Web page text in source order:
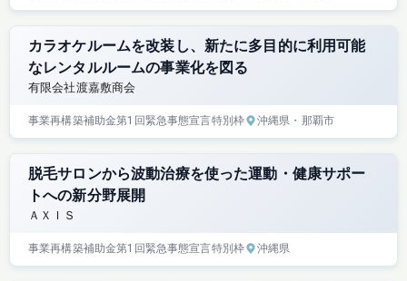
カラオケルームを改装し、新たに多目的に利用可能
なレンタルルームの事業化を図る
有限会社渡嘉敷商会
事業再構築補助金第1回緊急事態宣言特別枠 沖縄県 ・那覇市
脱毛サロンから波動治療を使った運動・健康サポー
トへの新分野展開
ＡＸＩＳ
事業再構築補助金第1回緊急事態宣言特別枠 沖縄県